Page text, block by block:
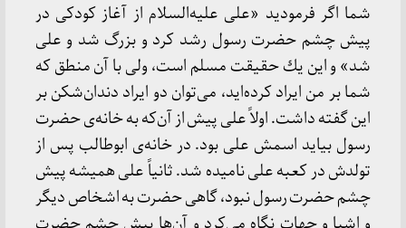
شما اگر فرمودید «علی علیه‌السلام از آغاز كودكی در
پیش چشم حضرت رسول رشد كرد و بزرگ شد و علی
شد» و این یك حقیقت مسلم است، ولی با آن منطق كه
شما بر من ایراد كرده‌اید، می‌توان دو ایراد دندان‌شكن بر
این گفته داشت. اولاً علی پیش از آن‌كه به خانه‌ی حضرت
رسول بیاید اسمش علی بود. در خانه‌ی ابوطالب پس از
تولدش در كعبه علی نامیده شد. ثانیاً علی همیشه پیش
چشم حضرت رسول نبود، گاهی حضرت به اشخاص دیگر